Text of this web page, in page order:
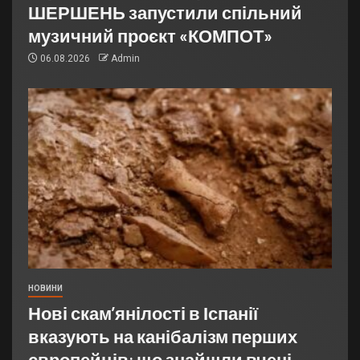
ШЕРШЕНЬ запустили спільний
музичний проєкт «КОМПОТ»
06.08.2026 Admin
НОВИНИ
Нові скам’янілості в Іспанії
вказують на канібалізм перших